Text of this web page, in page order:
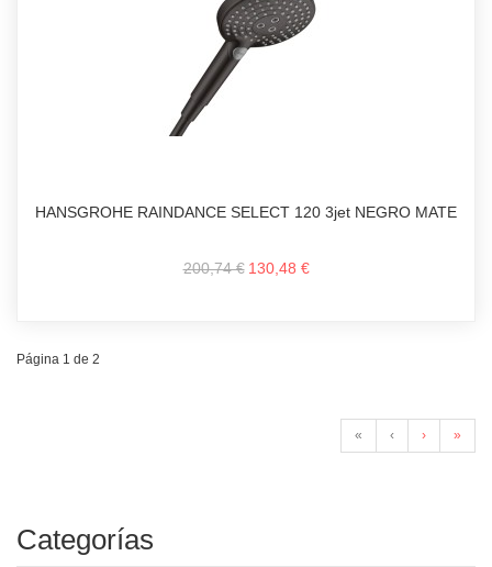
HANSGROHE RAINDANCE SELECT 120 3jet NEGRO MATE
200,74 € 130,48 €
Página 1 de 2
« ‹ › »
Categorías